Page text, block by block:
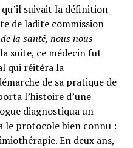
suivait la définition
de ladite commission
la santé, nous nous
suite, ce médecin fut
qui réitéra la
de sa pratique de
l’histoire d’une
diagnostiqua un
le protocole bien connu :
En deux ans,